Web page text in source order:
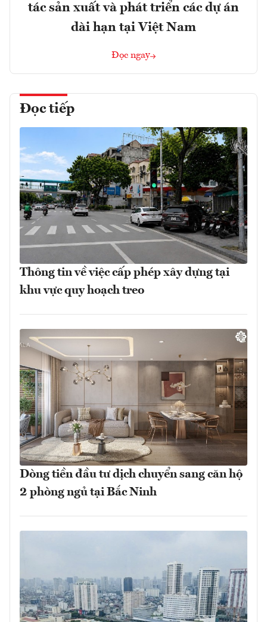
tác sản xuất và phát triển các dự án
dài hạn tại Việt Nam
Đọc ngay
Đọc tiếp
Thông tin về việc cấp phép xây dựng tại
khu vực quy hoạch treo
Dòng tiền đầu tư dịch chuyển sang căn hộ
2 phòng ngủ tại Bắc Ninh